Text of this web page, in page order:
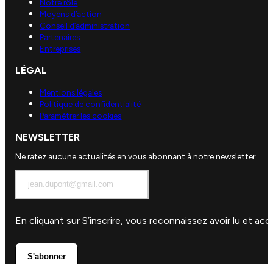
Notre rôle
Moyens d’action
Conseil d’administration
Partenaires
Entreprises
LÉGAL
Mentions légales
Politique de confidentialité
Paramétrer les cookies
NEWSLETTER
Ne ratez aucune actualités en vous abonnant à notre newsletter.
En cliquant sur S’inscrire, vous reconnaissez avoir lu et
S'abonner